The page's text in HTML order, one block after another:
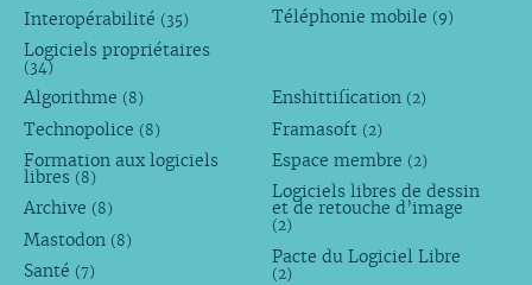
Interopérabilité (35)
Logiciels propriétaires
(34)
Téléphonie mobile (9)
Algorithme (8)
Technopolice (8)
Formation aux logiciels
libres (8)
Archive (8)
Mastodon (8)
Santé (7)
Enshittification (2)
Framasoft (2)
Espace membre (2)
Logiciels libres de dessin
et de retouche d’image
(2)
Pacte du Logiciel Libre
(2)